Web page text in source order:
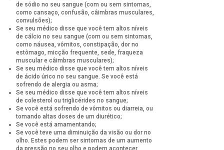
de sódio no seu sangue (com ou sem sintomas,
como cansaço, confusão, câimbras musculares,
convulsões);
Se seu médico disse que você tem altos níveis
de cálcio no seu sangue (com ou sem sintomas,
como náusea, vômitos, constipação, dor no
estômago, micção frequente, sede, fraqueza
muscular e câimbras musculares);
Se seu médico disse que você tem altos níveis
de ácido úrico no seu sangue. Se você está
sofrendo de alergia ou asma;
Se seu médico disse que você tem altos níveis
de colesterol ou triglicérides no sangue;
Se você está sofrendo de vômitos ou diarreia, ou
tomando altas doses de um diurético;
Se você está amamentando;
Se você teve uma diminuição da visão ou dor no
olho. Estes podem ser sintomas de um aumento
da pressão no seu olho e podem acontecer